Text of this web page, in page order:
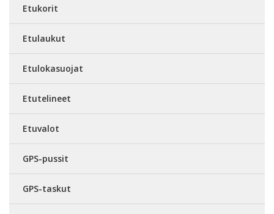
Etukorit
Etulaukut
Etulokasuojat
Etutelineet
Etuvalot
GPS-pussit
GPS-taskut